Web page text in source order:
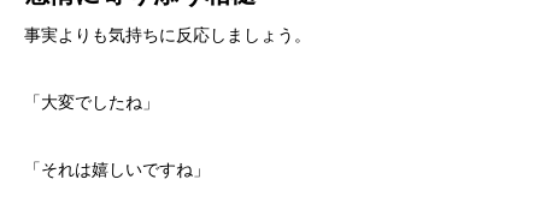
事実よりも気持ちに反応しましょう。
「大変でしたね」
「それは嬉しいですね」